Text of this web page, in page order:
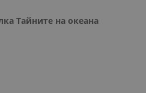
Тайните на океана